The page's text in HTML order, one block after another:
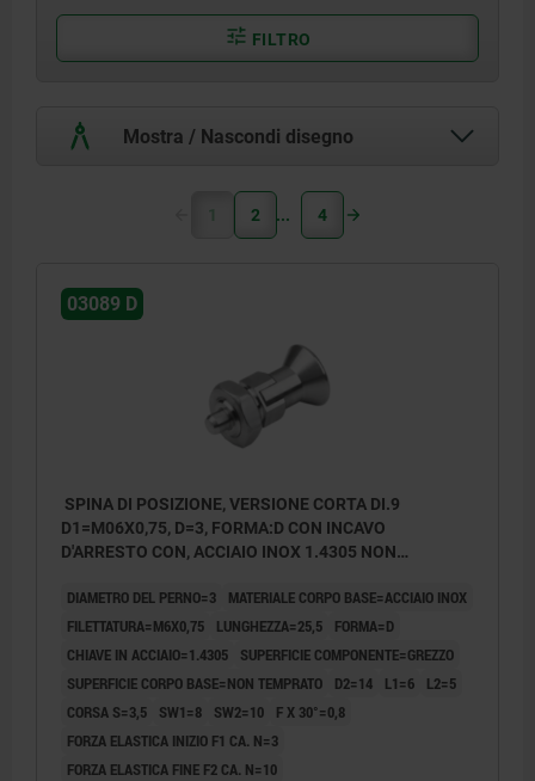
FILTRO
Mostra / Nascondi disegno
1 2 4
03089 D
SPINA DI POSIZIONE, VERSIONE CORTA DI.9
D1=M06X0,75, D=3, FORMA:D CON INCAVO
D'ARRESTO CON, ACCIAIO INOX 1.4305 NON
DIAMETRO DEL PERNO=3
MATERIALE CORPO BASE=ACCIAIO INOX
FILETTATURA=M6X0,75
LUNGHEZZA=25,5
FORMA=D
CHIAVE IN ACCIAIO=1.4305
SUPERFICIE COMPONENTE=GREZZO
SUPERFICIE CORPO BASE=NON TEMPRATO
D2=14 L1=6
L2=5
CORSA S=3,5
SW1=8 SW2=10
F X 30°=0,8
FORZA ELASTICA INIZIO F1 CA. N=3
FORZA ELASTICA FINE F2 CA. N=10